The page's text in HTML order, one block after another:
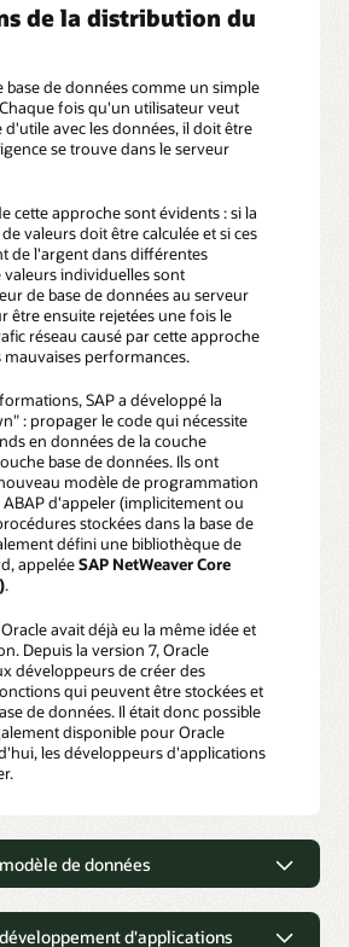
de la distribution du
base de données comme un simple
fois qu'un utilisateur veut
avec les données, il doit être
se trouve dans le serveur
cette approche sont évidents : si la
valeurs doit être calculée et si ces
de l'argent dans différentes
valeurs individuelles sont
de base de données au serveur
être ensuite rejetées une fois le
réseau causé par cette approche
mauvaises performances.
SAP a développé la
: propager le code qui nécessite
en données de la couche
base de données. Ils ont
modèle de programmation
d'appeler (implicitement ou
stockées dans la base de
défini une bibliothèque de
appeléeSAP NetWeaver Core
.
avait déjà eu la même idée et
Depuis la version 7, Oracle
développeurs de créer des
qui peuvent être stockées et
de données. Il était donc possible
disponible pour Oracle
les développeurs d'applications
de données
d'applications